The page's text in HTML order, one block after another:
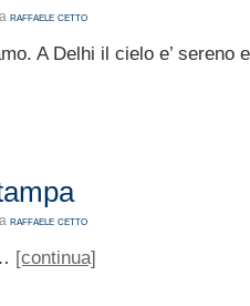
raffaele cetto
A Delhi il cielo e’ sereno
raffaele cetto
[continua]